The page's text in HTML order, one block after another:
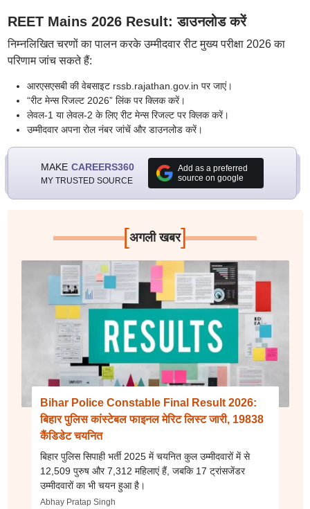
REET Mains 2026 Result: डाउनलोड करें
निम्नलिखित चरणों का पालन करके उम्मीदवार रीट मुख्य परीक्षा 2026 का
परिणाम जांच सकते हैं:
आरएसएसबी की वेबसाइट rssb.rajathan.gov.in पर जाएं।
“रीट मेन्स रिजल्ट 2026” लिंक पर क्लिक करें।
लेवल-1 या लेवल-2 के लिए रीट मेन्स रिजल्ट पर क्लिक करें।
उम्मीदवार अपना रोल नंबर जांचें और डाउनलोड करें।
MAKE CAREERS360
MY TRUSTED SOURCE
Add as a preferred
source on google
[अगली खबर]
Bihar Police Constable Final Result 2026:
बिहार पुलिस कांस्टेबल फाइनल मेरिट लिस्ट जारी, 19838
कैंडिडेट चयनित
बिहार पुलिस सिपाही भर्ती 2025 में चयनित कुल उम्मीदवारों में से
12,509 पुरुष और 7,312 महिलाएं हैं, जबकि 17 ट्रांसजेंडर
उम्मीदवारों का भी चयन हुआ है।
Abhay Pratap Singh